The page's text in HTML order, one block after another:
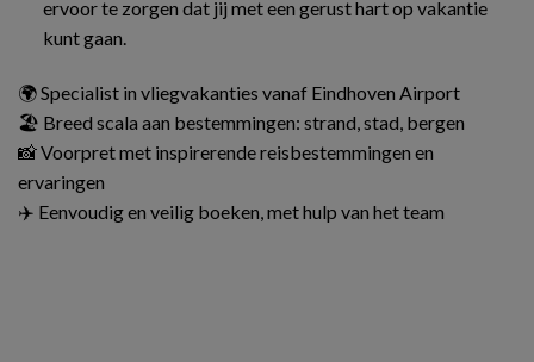
ervoor te zorgen dat jij met een gerust hart op vakantie
kunt gaan.
🌍 Specialist in vliegvakanties vanaf Eindhoven Airport
🏖️ Breed scala aan bestemmingen: strand, stad, bergen
📸 Voorpret met inspirerende reisbestemmingen en
ervaringen
✈️ Eenvoudig en veilig boeken, met hulp van het team